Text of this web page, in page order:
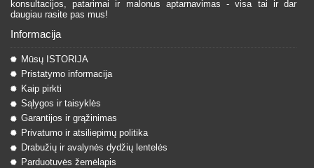
konsultacijos, patarimai ir malonus aptarnavimas - visa tai ir dar
daugiau rasite pas mus!
Informacija
Mūsų ISTORIJA
Pristatymo informacija
Kaip pirkti
Sąlygos ir taisyklės
Garantijos ir grąžinimas
Privatumo ir atsiliepimų politika
Drabužių ir avalynės dydžių lentelės
Parduotuvės žemėlapis